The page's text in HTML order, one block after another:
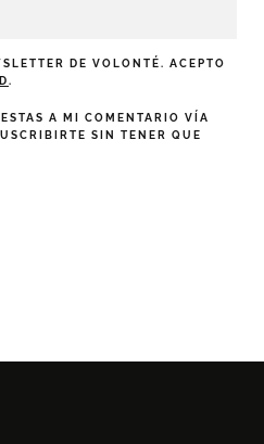
DE VOLONTÉ. ACEPTO
.
A MI COMENTARIO VÍA
SIN TENER QUE